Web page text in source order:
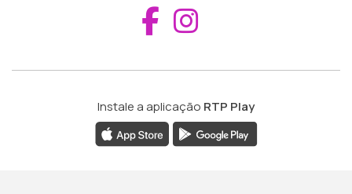
Aceder ao
Instale a aplicação RTP Play